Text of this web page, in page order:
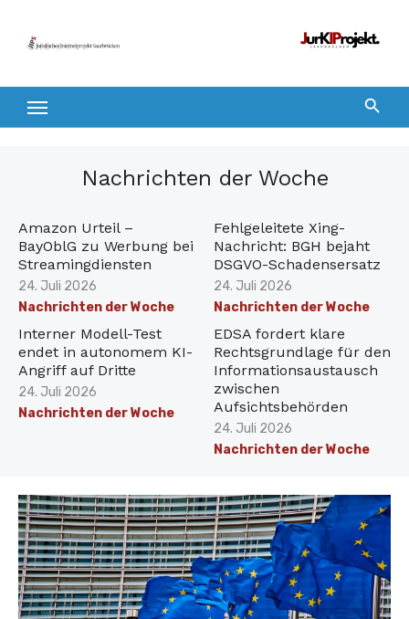
Inhalt
Nachrichten der Woche
Amazon Urteil –
BayOblG zu Werbung bei
Streamingdiensten
Veröffentlicht
am
24. Juli 2026
Nachrichten der Woche
Fehlgeleitete Xing-
Nachricht: BGH bejaht
DSGVO-Schadensersatz
Veröffentlicht
am
24. Juli 2026
Nachrichten der Woche
Interner Modell-Test
endet in autonomem KI-
Angriff auf Dritte
Veröffentlicht
am
24. Juli 2026
Nachrichten der Woche
EDSA fordert klare
Rechtsgrundlage für den
Informationsaustausch
zwischen
Aufsichtsbehörden
Veröffentlicht
am
24. Juli 2026
Nachrichten der Woche